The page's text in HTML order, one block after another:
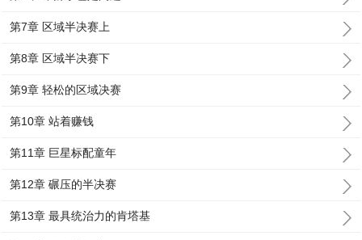
第7章 区域半决赛上
第8章 区域半决赛下
第9章 轻松的区域决赛
第10章 站着赚钱
第11章 巨星标配童年
第12章 碾压的半决赛
第13章 最具统治力的肯塔基